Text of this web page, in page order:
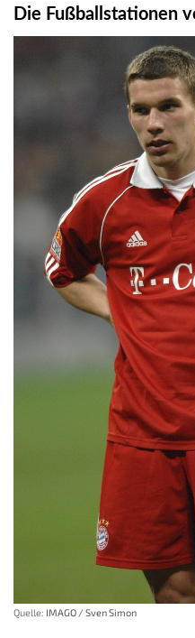
Die Fußballstationen
Quelle: IMAGO / Sven Simon